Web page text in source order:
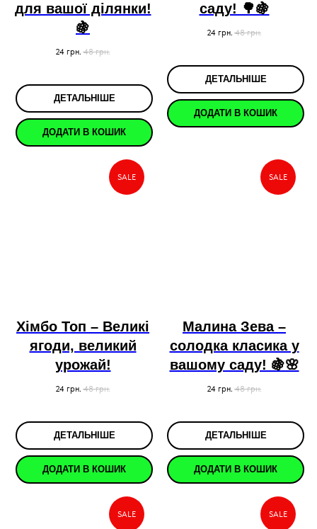
для вашої ділянки!
🍇
24 грн. 48 грн.
ДЕТАЛЬНІШЕ
ДОДАТИ В КОШИК
саду! 🌳🍇
24 грн. 48 грн.
ДЕТАЛЬНІШЕ
ДОДАТИ В КОШИК
SALE
Хімбо Топ – Великі
ягоди, великий
урожай!
24 грн. 48 грн.
ДЕТАЛЬНІШЕ
ДОДАТИ В КОШИК
SALE
Малина Зева –
солодка класика у
вашому саду! 🍇🌸
24 грн. 48 грн.
ДЕТАЛЬНІШЕ
ДОДАТИ В КОШИК
SALE SALE